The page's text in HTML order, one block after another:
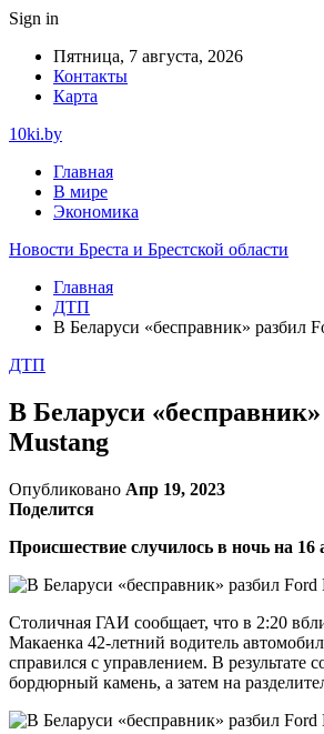
Sign in
Пятница, 7 августа, 2026
Контакты
Карта
10ki.by
Главная
В мире
Экономика
Новости Бреста и Брестской области
Главная
ДТП
В Беларуси «бесправник» разбил
ДТП
В Беларуси
Mustang
Опубликовано Апр 19, 2023
Поделится
Происшествие случилось в ночь на 16
Столичная ГАИ сообщает, что в 2:20
Макаенка 42-летний водитель
справился с управлением. В результате
бордюрный камень, а затем на